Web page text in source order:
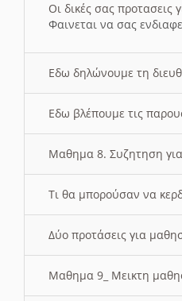
Οι δικές σας
Φαινεται να σας
Εδω δηλώνουμε τη
Εδω βλέπουμε τις
Μαθημα 8. Συζητηση για
Τι θα μπορούσαν να
Δύο προτάσεις για
Μαθημα 9_ Μεικτη